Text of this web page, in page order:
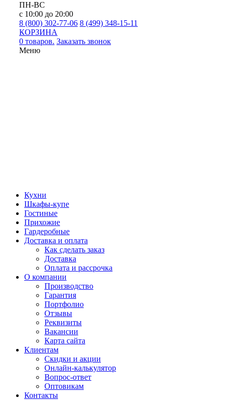
ПН-ВС
с 10:00 до 20:00
8 (800) 302-77-06 8 (499) 348-15-11
КОРЗИНА
0 товаров. Заказать звонок
Меню
Кухни
Шкафы-купе
Гостиные
Прихожие
Гардеробные
Доставка и оплата
Как сделать заказ
Доставка
Оплата и рассрочка
О компании
Производство
Гарантия
Портфолио
Отзывы
Реквизиты
Вакансии
Карта сайта
Клиентам
Скидки и акции
Онлайн-калькулятор
Вопрос-ответ
Оптовикам
Контакты